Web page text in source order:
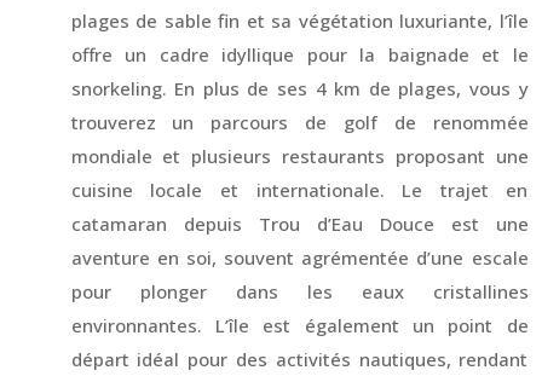
plages de sable fin et sa végétation luxuriante, l’île
offre un cadre idyllique pour la baignade et le
snorkeling. En plus de ses 4 km de plages, vous y
trouverez un parcours de golf de renommée
mondiale et plusieurs restaurants proposant une
cuisine locale et internationale. Le trajet en
catamaran depuis Trou d’Eau Douce est une
aventure en soi, souvent agrémentée d’une escale
pour plonger dans les eaux cristallines
environnantes. L’île est également un point de
départ idéal pour des activités nautiques, rendant